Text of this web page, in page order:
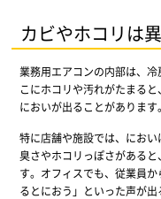
カビやホコリは
業務用エアコンの内部は、
こにホコリや汚れがたまる
においが出ることがあります。
特に店舗や施設では、にお
臭さやホコリっぽさがある
す。オフィスでも、従業員
るとにおう」といった声が